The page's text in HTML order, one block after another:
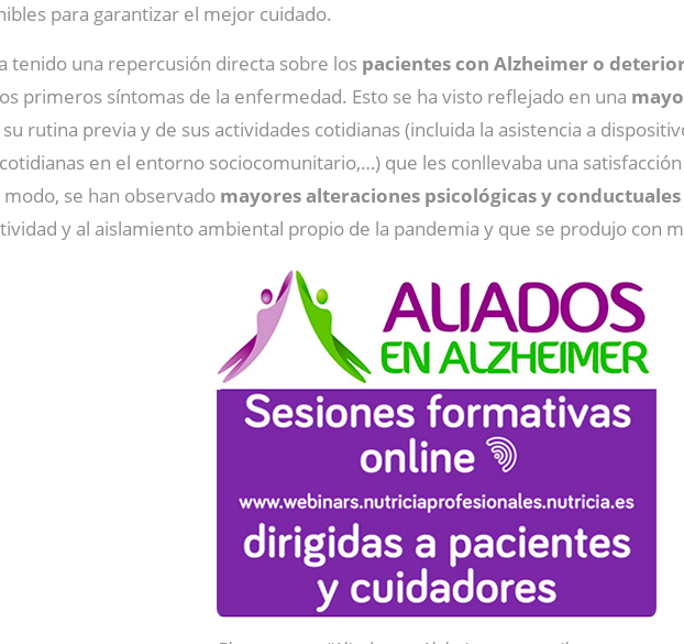
para garantizar el mejor cuidado.
tenido una repercusión directa sobre los pacientes con Alzheimer o
primeros síntomas de la enfermedad. Esto se ha visto reflejado en una
rutina previa y de sus actividades cotidianas (incluida la asistencia a
en el entorno sociocomunitario,…) que les conllevaba una
se han observado mayores alteraciones psicológicas y conductuales
y al aislamiento ambiental propio de la pandemia y que se produjo con